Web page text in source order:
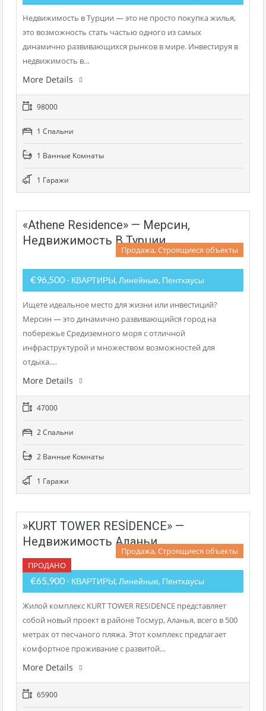
Недвижимость в Турции — это не просто покупка жилья,
это возможность стать частью одного из самых
динамично развивающихся рынков в мире. Инвестируя в
недвижимость в…
More Details
98000
1 Cпальни
1 Bанные Kомнаты
1 Гаражи
«Athene Residence» — Мерсин,
Недвижимость В Турции
Продажа, Строящиеся объекты
€96,500 - КВАРТИРЫ, Линейные, Пентхаусы
Ищете идеальное место для жизни или инвестиций?
Мерсин — это динамично развивающийся город на
побережье Средиземного моря с отличной
инфраструктурой и множеством возможностей для
отдыха.…
More Details
47000
2 Cпальни
2 Bанные Kомнаты
1 Гаражи
»KURT TOWER RESİDENCE» —
Недвижимость Аланьи
ПРОДАНО
Продажа, Строящиеся объекты
€65,900 - КВАРТИРЫ, Линейные, Пентхаусы
Жилой комплекс KURT TOWER RESIDENCE представляет
собой новый проект в районе Тосмур, Аланья, всего в 500
метрах от песчаного пляжа. Этот комплекс предлагает
комфортное проживание с развитой…
More Details
65900